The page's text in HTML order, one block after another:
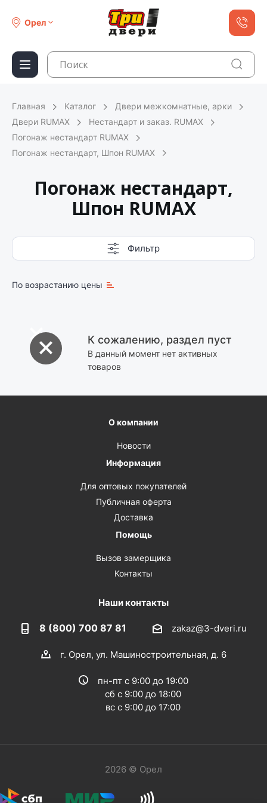
Орел
Главная Каталог
Двери межкомнатные, арки
Двери RUMAX
Нестандарт и заказ. RUMAX
Погонаж нестандарт RUMAX
Погонаж нестандарт, Шпон RUMAX
Погонаж нестандарт,
Шпон RUMAX
Фильтр
По возрастанию цены
К сожалению, раздел пуст
В данный момент нет активных
товаров
О компании
Новости
Информация
Для оптовых покупателей
Публичная оферта
Доставка
Помощь
Вызов замерщика
Контакты
Наши контакты
8 (800) 700 87 81 zakaz@3-dveri.ru
г. Орел, ул. Машиностроительная, д. 6
пн-пт с 9:00 до 19:00
сб с 9:00 до 18:00
вс с 9:00 до 17:00
2026 © Орел